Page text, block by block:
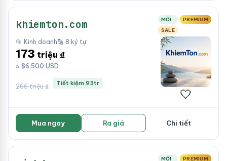
khiemton.com MỚI
PREMIUM
SALE
📂 Kinh doanh🔡 8 ký tự
173 triệu ₫
≈ $6,500 USD
266 triệu ₫ Tiết kiệm 93tr
🤍
Mua ngay Ra giá Chi tiết
MỚI PREMIUM